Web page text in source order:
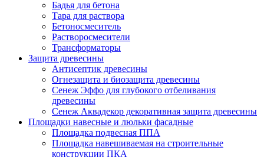
Бадья для бетона
Тара для раствора
Бетоносмеситель
Растворосмесители
Трансформаторы
Защита древесины
Антисептик древесины
Огнезащита и биозащита древесины
Сенеж Эффо для глубокого отбеливания
древесины
Сенеж Аквадекор декоративная защита древесины
Площадки навесные и люльки фасадные
Площадка подвесная ППА
Площадка навешиваемая на строительные
конструкции ПКА